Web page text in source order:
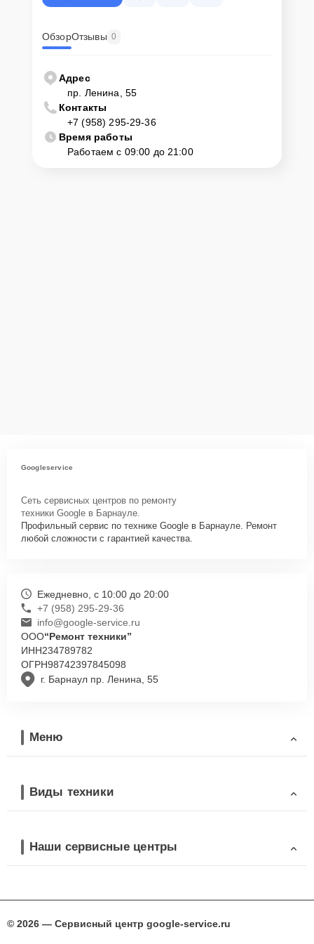
Как приехать в сервисный
центр
Клиент может самостоятельно привезти устройство на
диагностику и ремонт. Для этого нужно позвонить по телефону
горячей линии или оставить заявку, согласовать удобное время и
подъехать по адресу: г. Барнаул, пр. Ленина, 55.
ОбзорОтзывы 0
Адрес
пр. Ленина, 55
Контакты
+7 (958) 295-29-36
Время работы
Работаем с 09:00 до 21:00
Googleservice
Сеть сервисных центров по ремонту
техники Google в Барнауле.
Профильный сервис по технике Google в Барнауле. Ремонт
любой сложности с гарантией качества.
г. Барнаул пр. Ленина, 55
Ежедневно, с 10:00 до 20:00
+7 (958) 295-29-36
info@google-service.ru
ООО“Ремонт техники”
ИНН234789782
ОГРН98742397845098
Меню
Виды техники
Наши сервисные центры
© 2026 — Сервисный центр google-service.ru